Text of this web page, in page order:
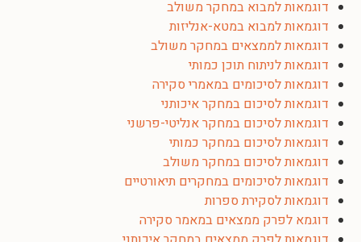
דוגמאות למבוא במחקר משולב
דוגמאות למבוא במטא-אנליזות
דוגמאות לממצאים במחקר משולב
דוגמאות לניתוח תוכן כמותי
דוגמאות לסיכומים במאמרי סקירה
דוגמאות לסיכום במחקר איכותני
דוגמאות לסיכום במחקר אנליטי-פרשני
דוגמאות לסיכום במחקר כמותי
דוגמאות לסיכום במחקר משולב
דוגמאות לסיכומים במחקרים תיאורטיים
דוגמאות לסקירת ספרות
דוגמא לפרק ממצאים במאמר סקירה